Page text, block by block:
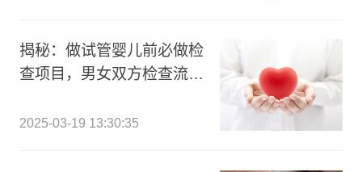
揭秘：做试管婴儿前必做检
查项目，男女双方检查流程
2025-03-19 13:30:35